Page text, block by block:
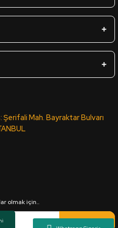
- 04*2100*2800mm
TL
Şerifali Mah. Bayraktar Bulvarı
olmak için..
Kaydol